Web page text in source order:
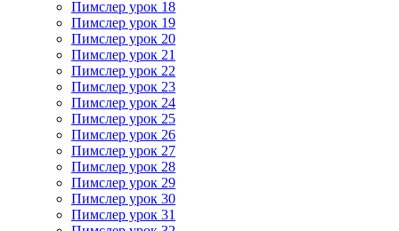
Пимслер урок 18
Пимслер урок 19
Пимслер урок 20
Пимслер урок 21
Пимслер урок 22
Пимслер урок 23
Пимслер урок 24
Пимслер урок 25
Пимслер урок 26
Пимслер урок 27
Пимслер урок 28
Пимслер урок 29
Пимслер урок 30
Пимслер урок 31